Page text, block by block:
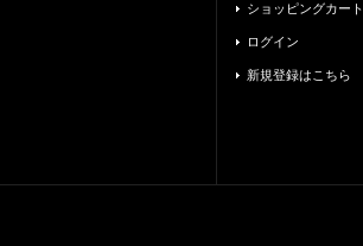
ショッピングカート
ログイン
新規登録はこちら